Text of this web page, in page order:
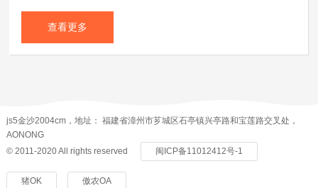
查看更多
js5金沙2004cm，地址： 福建省漳州市芗城区石亭镇兴亭路和宝莲路交叉处，
AONONG
© 2011-2020 All rights reserved
闽ICP备11012412号-1
猪OK 傲农OA